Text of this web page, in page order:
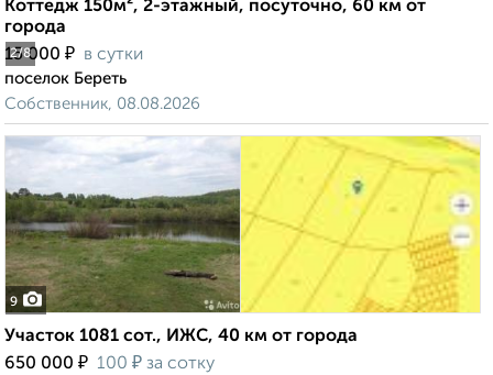
2/8
Коттедж 150м², 2-этажный, посуточно, 60 км от
города
15 000 ₽ в сутки
поселок Береть
Собственник, 08.08.2026
9
Участок 1081 сот., ИЖС, 40 км от города
650 000 ₽ 100 ₽ за сотку